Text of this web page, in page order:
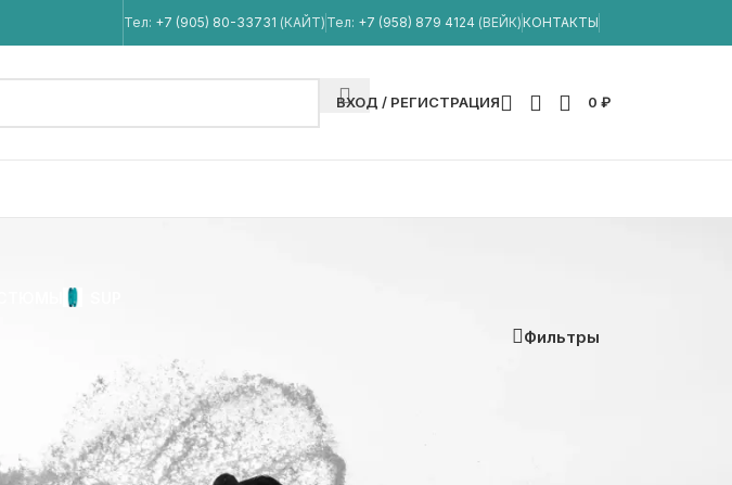
Тел: +7 (905) 80-33731 (КАЙТ) Тел: +7 (958) 879 4124 (ВЕЙК) КОНТАКТЫ
ВХОД / РЕГИСТРАЦИЯ 0 ₽
Фильтры